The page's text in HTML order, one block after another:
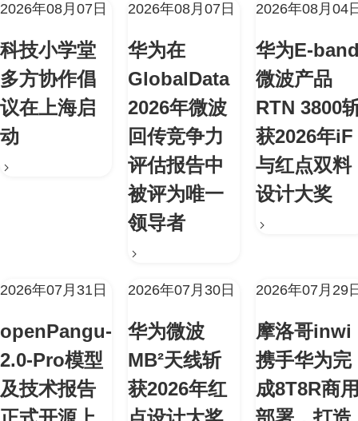
2026年08月07日
科技小学堂
多方协作倡
议在上海启
动
2026年08月07日
华为在
GlobalData
2026年微波
回传竞争力
评估报告中
被评为唯一
领导者
2026年08月04
华为E-
微波产品
RTN 3800
获2026年iF
与红点双料
设计大奖
2026年07月31日
openPangu-
2.0-Pro模型
及技术报告
2026年07月30日
华为微波
MB²天线斩
获2026年红
2026年07月29
摩洛哥inwi
携手华为完
成8T8R商